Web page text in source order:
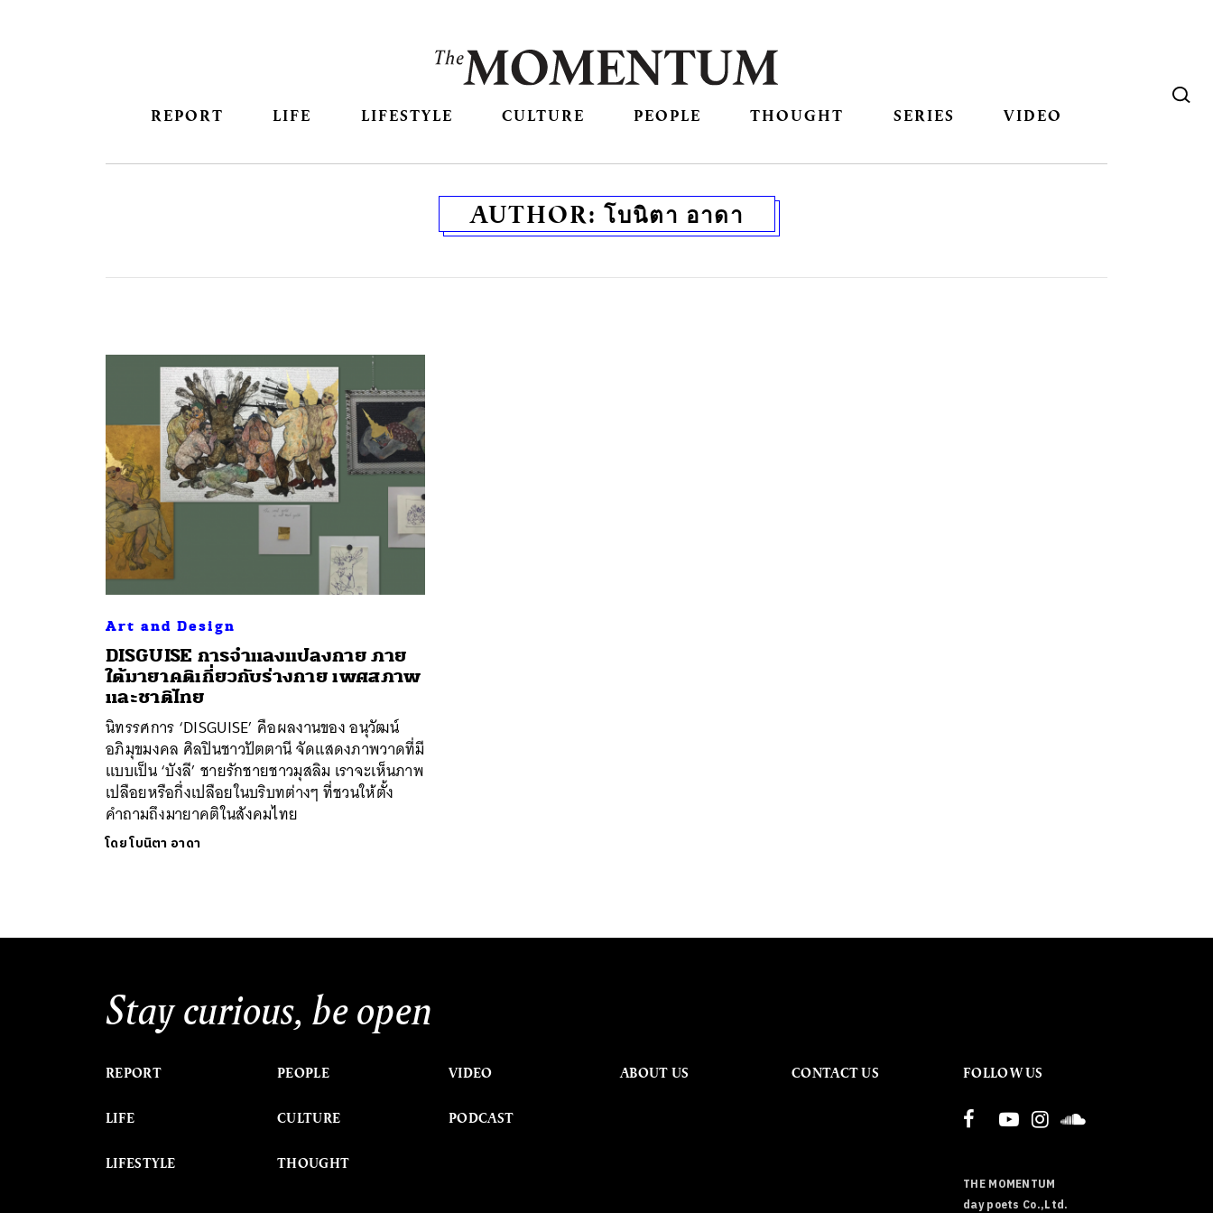
REPORT LIFE LIFESTYLE CULTURE PEOPLE THOUGHT SERIES VIDEO
AUTHOR: โบนิตา อาดา
Art and Design
DISGUISE การจำแลงแปลงกาย ภาย
ใต้มายาคติเกี่ยวกับร่างกาย เพศสภาพ
และชาติไทย
นิทรรศการ ‘DISGUISE’ คือผลงานของ อนุวัฒน์
อภิมุขมงคล ศิลปินชาวปัตตานี จัดแสดงภาพวาดที่มี
แบบเป็น ‘บังลี’ ชายรักชายชาวมุสลิม เราจะเห็นภาพ
เปลือยหรือกึ่งเปลือยในบริบทต่างๆ ที่ชวนให้ตั้ง
คำถามถึงมายาคติในสังคมไทย
โดยโบนิตา อาดา
Stay curious, be open
REPORT
LIFE
LIFESTYLE
PEOPLE
CULTURE
THOUGHT
VIDEO
PODCAST
ABOUT US CONTACT US FOLLOW US
THE MOMENTUM
day poets Co.,Ltd.